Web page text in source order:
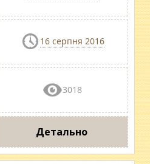
16 серпня 2016
3018
Детально